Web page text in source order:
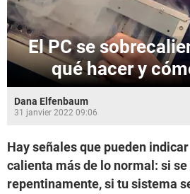
El PC se
qué hacer y
Dana Elfenbaum
31 janvier 2022 09:06
Hay señales que pueden
calienta más de lo normal: si
repentinamente, si tu sistema